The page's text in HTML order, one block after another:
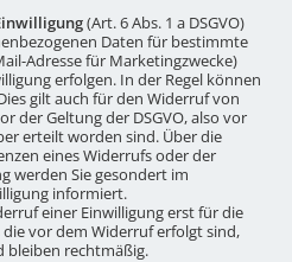
(Art. 6 Abs. 1 a DSGVO)
Daten für bestimmte
Adresse für Marketingzwecke)
erfolgen. In der Regel können
gilt auch für den Widerruf von
der Geltung der DSGVO, also vor
erteilt worden sind. Über die
eines Widerrufs oder der
werden Sie gesondert im
informiert.
einer Einwilligung erst für die
vor dem Widerruf erfolgt sind,
rechtmäßig.